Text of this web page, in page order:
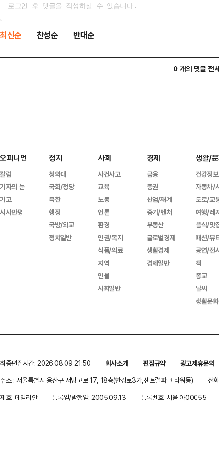
최신순 찬성순 반대순
0 개의 댓글 전
오피니언
칼럼
기자의 눈
기고
시사만평
정치
청와대
국회/정당
북한
행정
국방/외교
정치일반
사회
사건사고
교육
노동
언론
환경
인권/복지
식품/의료
지역
인물
사회일반
경제
금융
증권
산업/재계
중기/벤처
부동산
글로벌경제
생활경제
경제일반
생활/
건강정보
자동차/
도로/교
여행/레
음식/맛
패션/뷰
공연/전
책
종교
날씨
생활문
최종편집시간: 2026.08.09 21:50 회사소개 편집규약
광고제휴문의
주소 : 서울특별시 용산구 서빙고로 17, 18층(한강로3가,센트럴파크 타워동)
전
제호: 데일리안
등록일/발행일: 2005.09.13 등록번호: 서울 아00055